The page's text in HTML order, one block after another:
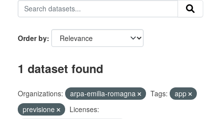
Order by
1 dataset found
Organizations: arpa-emilia-romagna Tags:
app
previsione
Licenses: